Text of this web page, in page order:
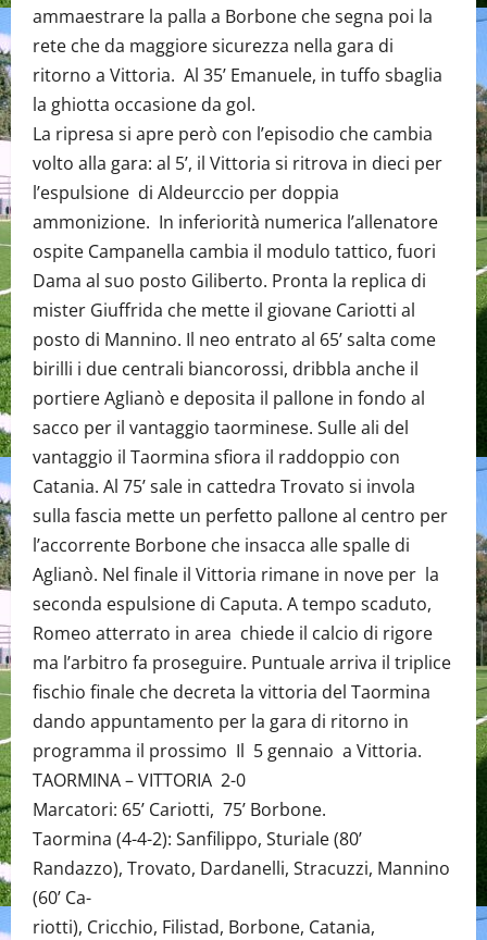
ammaestrare la palla a Borbone che segna poi la
rete che da maggiore sicurezza nella gara di
ritorno a Vittoria. Al 35’ Emanuele, in tuffo sbaglia
la ghiotta occasione da gol.
La ripresa si apre però con l’episodio che cambia
volto alla gara: al 5’, il Vittoria si ritrova in dieci per
l’espulsione di Aldeurccio per doppia
ammonizione. In inferiorità numerica l’allenatore
ospite Campanella cambia il modulo tattico, fuori
Dama al suo posto Giliberto. Pronta la replica di
mister Giuffrida che mette il giovane Cariotti al
posto di Mannino. Il neo entrato al 65’ salta come
birilli i due centrali biancorossi, dribbla anche il
portiere Aglianò e deposita il pallone in fondo al
sacco per il vantaggio taorminese. Sulle ali del
vantaggio il Taormina sfiora il raddoppio con
Catania. Al 75’ sale in cattedra Trovato si invola
sulla fascia mette un perfetto pallone al centro per
l’accorrente Borbone che insacca alle spalle di
Aglianò. Nel finale il Vittoria rimane in nove per la
seconda espulsione di Caputa. A tempo scaduto,
Romeo atterrato in area chiede il calcio di rigore
ma l’arbitro fa proseguire. Puntuale arriva il triplice
fischio finale che decreta la vittoria del Taormina
dando appuntamento per la gara di ritorno in
programma il prossimo Il 5 gennaio a Vittoria.
TAORMINA – VITTORIA 2-0
Marcatori: 65’ Cariotti, 75’ Borbone.
Taormina (4-4-2): Sanfilippo, Sturiale (80’
Randazzo), Trovato, Dardanelli, Stracuzzi, Mannino
(60’ Ca-
riotti), Cricchio, Filistad, Borbone, Catania,